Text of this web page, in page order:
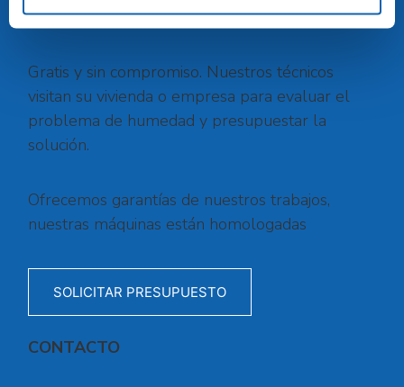
PRESUPUESTO GRATUITO
Gratis y sin compromiso. Nuestros técnicos
visitan su vivienda o empresa para evaluar el
problema de humedad y presupuestar la
solución.
Ofrecemos garantías de nuestros trabajos,
nuestras máquinas están homologadas
SOLICITAR PRESUPUESTO
CONTACTO